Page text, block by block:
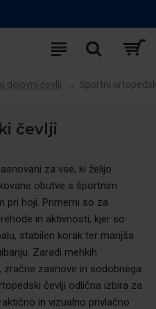
delovni čevlji Športni
čevlji
za vse, ki želijo
obutve s športnim
pri hoji. Primerni so za
in aktivnosti, kjer so
stabilen korak ter manjša
Zaradi mehkih
zračne zasnove in sodobnega
čevlji odlična izbira za
in vizualno privlačno